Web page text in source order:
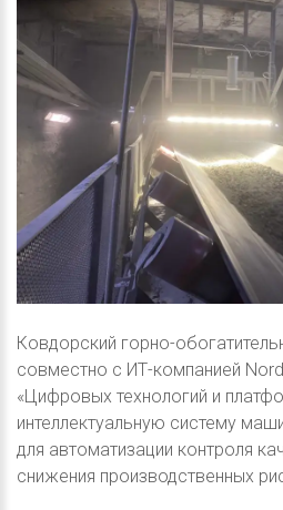
Ковдорский горно-
совместно с ИТ-компанией
«Цифровых технологий и
интеллектуальную систему
для автоматизации контроля
снижения производственных